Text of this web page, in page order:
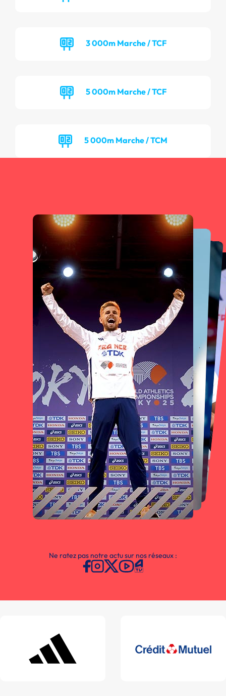
3 000m Marche / TCF
5 000m Marche / TCF
5 000m Marche / TCM
Ne ratez pas notre actu sur nos réseaux :